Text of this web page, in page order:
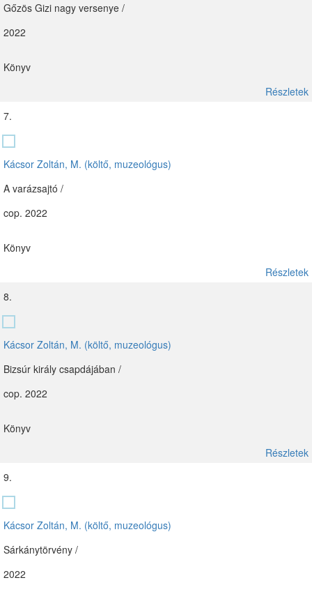
Gőzös Gizi nagy versenye /
2022
Könyv
Részletek
7.
Kácsor Zoltán, M. (költő, muzeológus)
A varázsajtó /
cop. 2022
Könyv
Részletek
8.
Kácsor Zoltán, M. (költő, muzeológus)
Bizsúr király csapdájában /
cop. 2022
Könyv
Részletek
9.
Kácsor Zoltán, M. (költő, muzeológus)
Sárkánytörvény /
2022